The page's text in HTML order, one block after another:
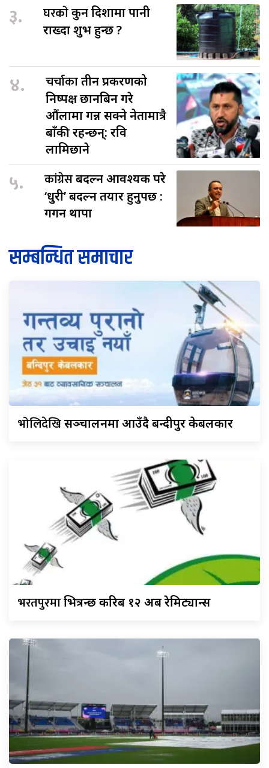
३. घरकाेकुन दिशामा पानी
राख्दा शुभ हुन्छ ?
४. चर्चाकातीन प्रकरणको
निष्पक्ष छानबिन गरे
औंलामा गन्न सक्ने नेतामात्रै
बाँकी रहन्छन्: रवि
लामिछाने
५. कांग्रेसबदल्न आवश्यक परे
‘धुरी’ बदल्न तयार हुनुपर्छ :
गगन थापा
सम्बन्धित समाचार
भोलिदेखिसञ्चालनमा आउँदै बन्दीपुर केबलकार
भरतपुरमाभित्रन्छ करिब १२ अर्ब रेमिट्यान्स